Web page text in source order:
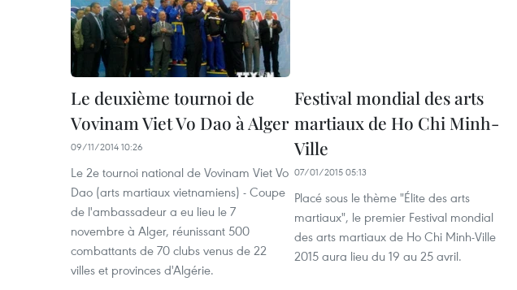
Le deuxième tournoi de
Vovinam Viet Vo Dao à Alger
09/11/2014 10:26
Le 2e tournoi national de Vovinam Viet Vo
Dao (arts martiaux vietnamiens) - Coupe
de l'ambassadeur a eu lieu le 7
novembre à Alger, réunissant 500
combattants de 70 clubs venus de 22
villes et provinces d'Algérie.
Festival mondial des arts
martiaux de Ho Chi Minh-
Ville
07/01/2015 05:13
Placé sous le thème "Élite des arts
martiaux", le premier Festival mondial
des arts martiaux de Ho Chi Minh-Ville
2015 aura lieu du 19 au 25 avril.